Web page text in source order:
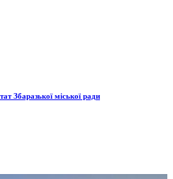
Збаразької міської ради